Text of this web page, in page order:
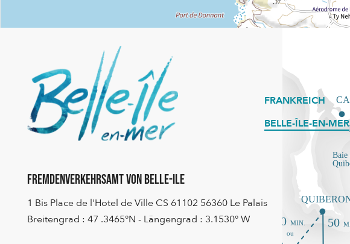
Fremdenverkehrsamt von Belle-Ile
1 Bis Place de l'Hotel de Ville CS 61102 56360 Le Palais
Breitengrad : 47 .3465°N - Längengrad : 3.1530° W
FRANKREICH
BELLE-ÎLE-EN-MER